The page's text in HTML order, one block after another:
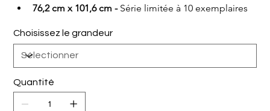
76,2 cm x 101,6 cm - Série limitée à 10 exemplaires
Choisissez le grandeur
Quantité